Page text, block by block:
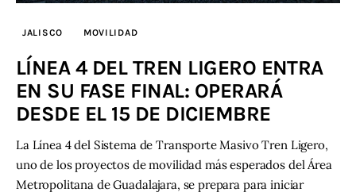
JALISCO MOVILIDAD
LÍNEA 4 DEL TREN LIGERO ENTRA
EN SU FASE FINAL: OPERARÁ
DESDE EL 15 DE DICIEMBRE
La Línea 4 del Sistema de Transporte Masivo Tren Ligero,
uno de los proyectos de movilidad más esperados del Área
Metropolitana de Guadalajara, se prepara para iniciar